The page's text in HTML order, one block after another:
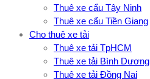
Thuê xe cẩu Tây Ninh
Thuê xe cẩu Tiền Giang
Cho thuê xe tải
Thuê xe tải TpHCM
Thuê xe tải Bình Dương
Thuê xe tải Đồng Nai